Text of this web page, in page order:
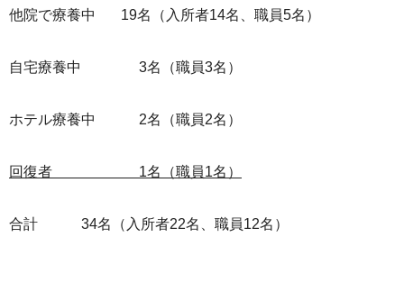
他院で療養中 19名（入所者14名、職員5名）
自宅療養中 3名（職員3名）
ホテル療養中 2名（職員2名）
回復者 1名（職員1名）
合計 34名（入所者22名、職員12名）